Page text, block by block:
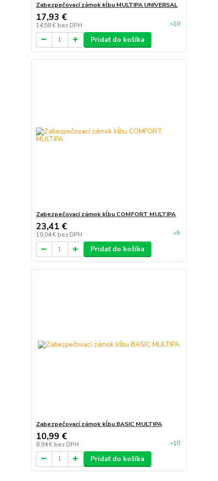
Zabezpečovací zámok kĺbu MULTIPA UNIVERSAL
17,93 €
14,58 € bez DPH >10
Pridať do košíka
Zabezpečovací zámok kĺbu COMFORT MULTIPA
23,41 €
19,04 € bez DPH >5
Pridať do košíka
Zabezpečovací zámok kĺbu BASIC MULTIPA
10,99 €
8,94 € bez DPH >10
Pridať do košíka